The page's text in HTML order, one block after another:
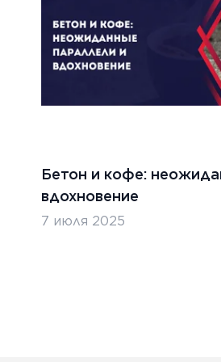
Бетон и кофе:
вдохновение
7 июля 2025